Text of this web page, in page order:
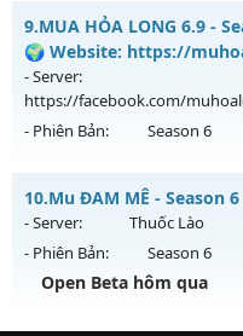
Thể loại: Mu Nguyên bản
Antihack: Xshiel
MU HỎA LONG SEASON 6
https://muhoalong.pro
Mu mới ra tháng 08 2026 -
https://facebook.com/
06/08/2626
Kiểu reset: Non Reset
Thể loại: Mu Nguyên bản
9.MUA HỎA LONG 6.9 -
🌍 Website: https://
- Server:
https://facebook.com/
- Phiên Bản: Season 6
MUA HỎA LONG 6.9 -
Mu mới ra tháng 08 2026 -
https://facebook.com/
10.Mu ĐAM MÊ - Season
- Server: Thuốc Lào
- Phiên Bản:
Season 6
Open Beta hôm qua
Mu ĐAM MÊ - Giải trí